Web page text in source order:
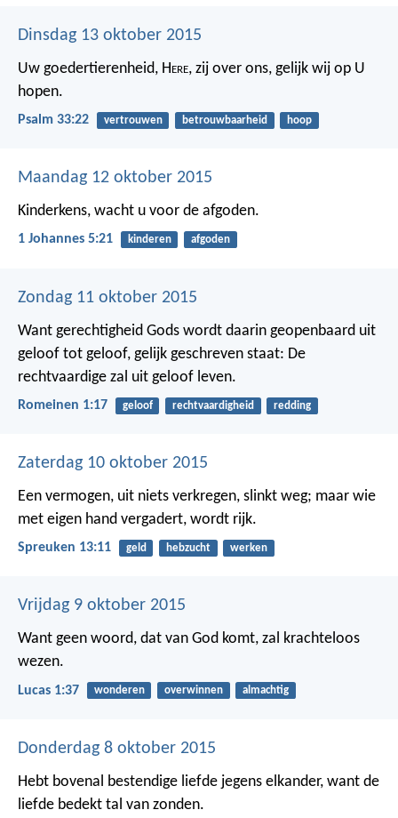
Dinsdag 13 oktober 2015
Uw goedertierenheid, Here, zij over ons, gelijk wij op U
hopen.
Psalm 33:22 vertrouwen betrouwbaarheid hoop
Maandag 12 oktober 2015
Kinderkens, wacht u voor de afgoden.
1 Johannes 5:21 kinderen afgoden
Zondag 11 oktober 2015
Want gerechtigheid Gods wordt daarin geopenbaard uit
geloof tot geloof, gelijk geschreven staat: De
rechtvaardige zal uit geloof leven.
Romeinen 1:17 geloof rechtvaardigheid redding
Zaterdag 10 oktober 2015
Een vermogen, uit niets verkregen, slinkt weg; maar wie
met eigen hand vergadert, wordt rijk.
Spreuken 13:11 geld hebzucht werken
Vrijdag 9 oktober 2015
Want geen woord, dat van God komt, zal krachteloos
wezen.
Lucas 1:37 wonderen overwinnen almachtig
Donderdag 8 oktober 2015
Hebt bovenal bestendige liefde jegens elkander, want de
liefde bedekt tal van zonden.